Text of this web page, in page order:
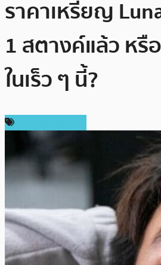
ราคาเหรียญ
1 สตางค์แล้ว หรื
ในเร็ว ๆ นี้?